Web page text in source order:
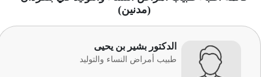
(مدنين)
الدكتور بشير بن يحيى
طبيب أمراض النساء والتوليد